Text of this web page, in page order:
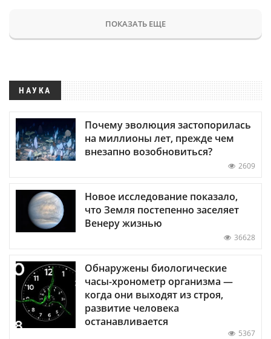
ПОКАЗАТЬ ЕЩЕ
НАУКА
Почему эволюция застопорилась
на миллионы лет, прежде чем
внезапно возобновиться?
2609
Новое исследование показало,
что Земля постепенно заселяет
Венеру жизнью
36628
Обнаружены биологические
часы-хронометр организма —
когда они выходят из строя,
развитие человека
останавливается
5367